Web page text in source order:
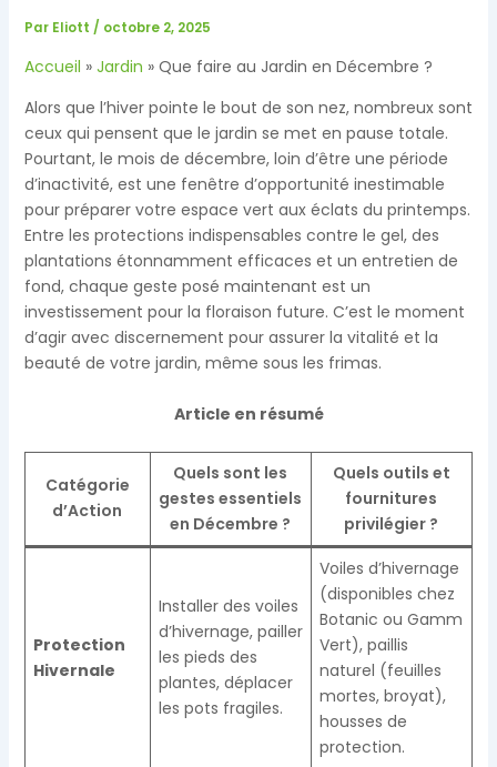
Par Eliott / octobre 2, 2025
Accueil Jardin
Que faire au Jardin en Décembre ?
Alors que l’hiver pointe le bout de son nez, nombreux sont
ceux qui pensent que le jardin se met en pause totale.
Pourtant, le mois de décembre, loin d’être une période
d’inactivité, est une fenêtre d’opportunité inestimable
pour préparer votre espace vert aux éclats du printemps.
Entre les protections indispensables contre le gel, des
plantations étonnamment efficaces et un entretien de
fond, chaque geste posé maintenant est un
investissement pour la floraison future. C’est le moment
d’agir avec discernement pour assurer la vitalité et la
beauté de votre jardin, même sous les frimas.
Article en résumé
Catégorie
d’Action
Quels sont les
gestes essentiels
en Décembre ?
Quels outils et
fournitures
privilégier ?
Protection
Hivernale
Installer des voiles
d’hivernage, pailler
les pieds des
plantes, déplacer
les pots fragiles.
Voiles d’hivernage
(disponibles chez
Botanic ou Gamm
Vert), paillis
naturel (feuilles
mortes, broyat),
housses de
protection.